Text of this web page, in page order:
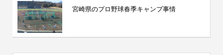
宮崎県のプロ野球春季キャンプ事情